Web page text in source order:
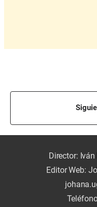
Director:
Editor Web: